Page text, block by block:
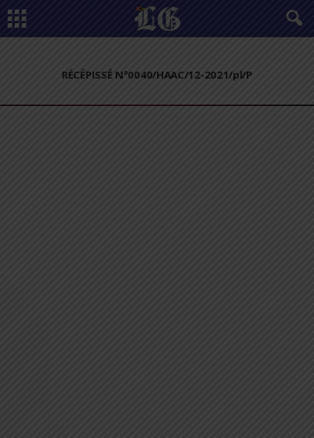
RÉCÉPISSÉ N°0040/HAAC/12-2021/pl/P